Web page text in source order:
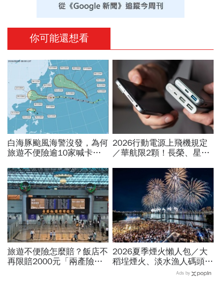
你可能還想看
白海豚颱風海警沒發，為何
旅遊不便險逾10家喊卡不
東京…暫停受理產險一次看
2026行動電源上飛機規定
／華航限2顆！長榮、星
帶幾個、托運還隨身手提？
旅遊不便險怎麼賠？飯店不
再限賠2000元「兩產險」
2026夏季煙火懶人包／大
稻埕煙火、淡水漁人碼頭、
東石海上煙火…全台花火施
Ads by